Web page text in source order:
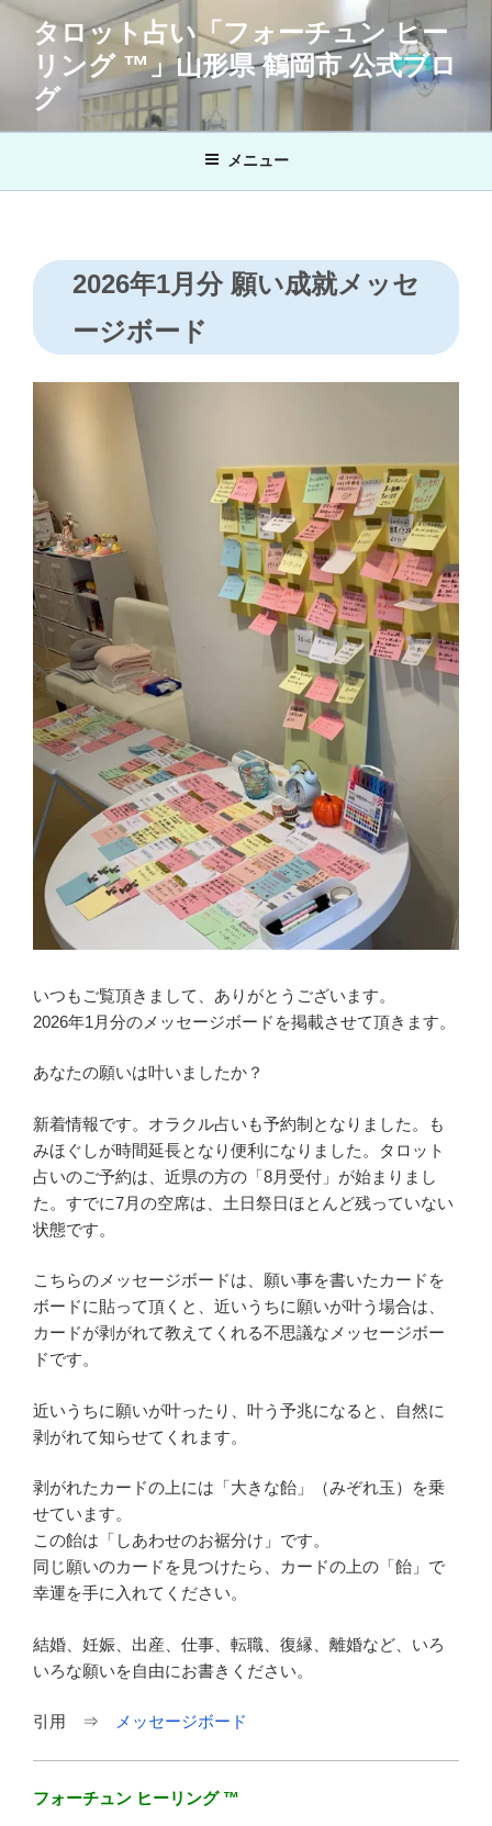
キ
タロット占い「フォーチュン ヒー
リング ™」山形県 鶴岡市 公式ブロ
グ
メニュー
2026年1月分 願い成就メッセ
ージボード
いつもご覧頂きまして、ありがとうございます。
2026年1月分のメッセージボードを掲載させて頂きます。
あなたの願いは叶いましたか？
新着情報です。オラクル占いも予約制となりました。も
みほぐしが時間延長となり便利になりました。タロット
占いのご予約は、近県の方の「8月受付」が始まりまし
た。すでに7月の空席は、土日祭日ほとんど残っていない
状態です。
こちらのメッセージボードは、願い事を書いたカードを
ボードに貼って頂くと、近いうちに願いが叶う場合は、
カードが剥がれて教えてくれる不思議なメッセージボー
ドです。
近いうちに願いが叶ったり、叶う予兆になると、自然に
剥がれて知らせてくれます。
剥がれたカードの上には「大きな飴」（みぞれ玉）を乗
せています。
この飴は「しあわせのお裾分け」です。
同じ願いのカードを見つけたら、カードの上の「飴」で
幸運を手に入れてください。
結婚、妊娠、出産、仕事、転職、復縁、離婚など、いろ
いろな願いを自由にお書きください。
引用 ⇒ メッセージボード
フォーチュン ヒーリング ™